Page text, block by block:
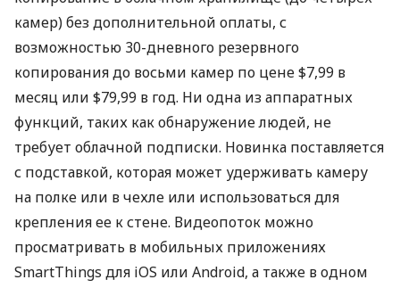
камер) без дополнительной оплаты, с
возможностью 30-дневного резервного
копирования до восьми камер по цене $7,99 в
месяц или $79,99 в год. Ни одна из аппаратных
функций, таких как обнаружение людей, не
требует облачной подписки. Новинка поставляется
с подставкой, которая может удерживать камеру
на полке или в чехле или использоваться для
крепления ее к стене. Видеопоток можно
просматривать в мобильных приложениях
SmartThings для iOS или Android, а также в одном